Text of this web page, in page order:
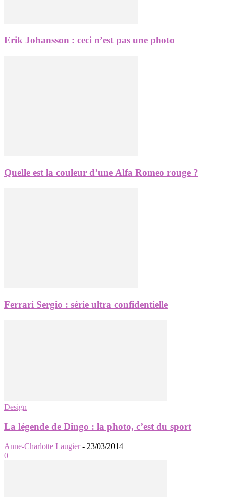
Erik Johansson : ceci n’est pas une photo
Quelle est la couleur d’une Alfa Romeo rouge ?
Ferrari Sergio : série ultra confidentielle
Design
La légende de Dingo : la photo, c’est du sport
Anne-Charlotte Laugier - 23/03/2014
0